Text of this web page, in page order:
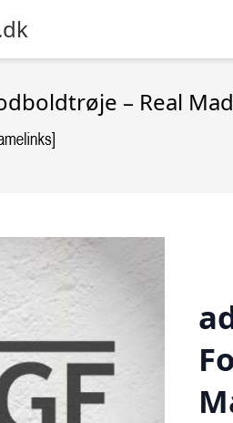
– Real